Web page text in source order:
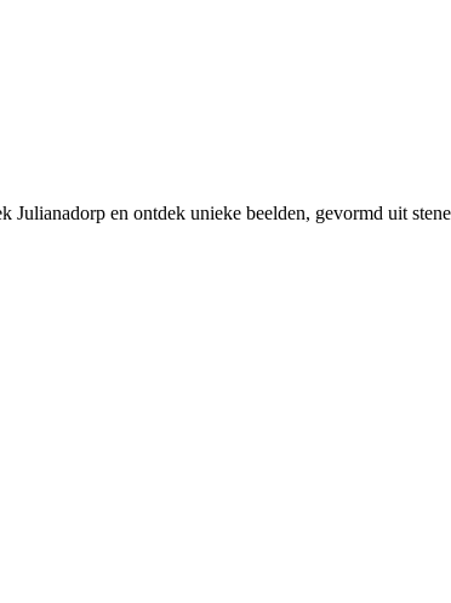
en ontdek unieke beelden, gevormd uit